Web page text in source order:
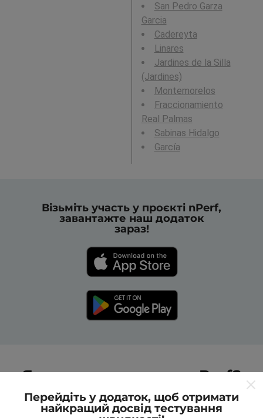
San Pedro Garza
Garcia
Cadereyta
Linares
Jardines de la Silla
(Jardines)
Montemorelos
Fraccionamiento
Real Palmas
Sabinas Hidalgo
García
Візьміть участь у проєкті nPerf,
завантажте наш додаток
зараз!
Як працюють карти nPerf?
Перейдіть у додаток, щоб отримати
найкращий досвід тестування